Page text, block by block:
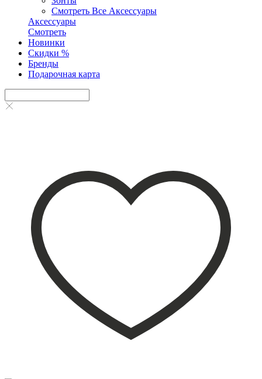
Смотреть Все Аксессуары
Аксессуары
Смотреть
Новинки
Скидки %
Бренды
Подарочная карта